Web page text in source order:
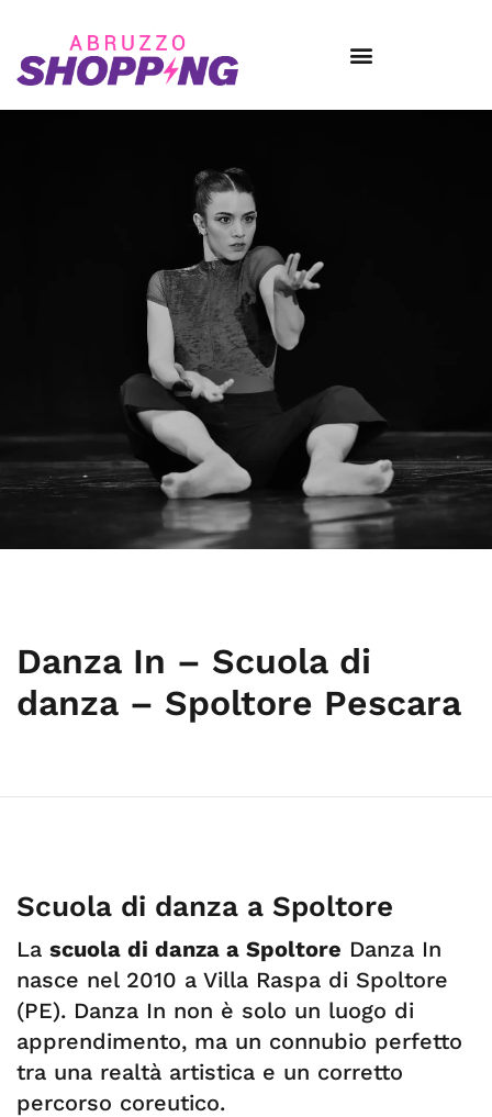
Danza In – Scuola di
danza – Spoltore Pescara
Scuola di danza a Spoltore
La scuola di danza a Spoltore Danza In
nasce nel 2010 a Villa Raspa di Spoltore
(PE). Danza In non è solo un luogo di
apprendimento, ma un connubio perfetto
tra una realtà artistica e un corretto
percorso coreutico.